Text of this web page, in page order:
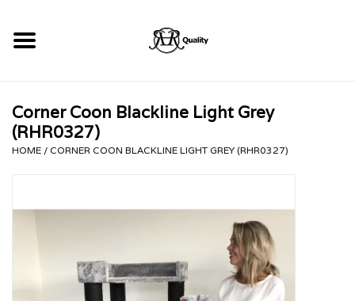
RHRQuality Krabpalen
Corner Coon Blackline Light Grey
(RHR0327)
HOME / CORNER COON BLACKLINE LIGHT GREY (RHR0327)